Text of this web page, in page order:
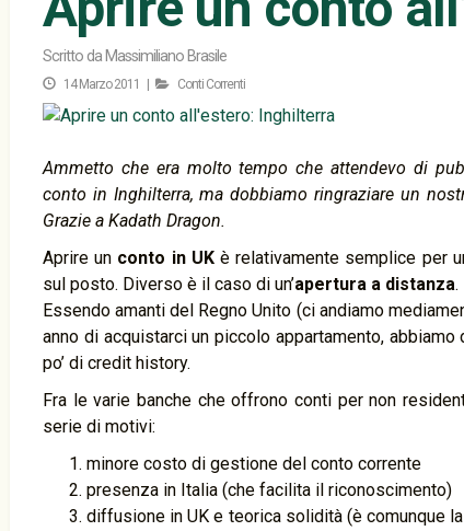
Scritto da Massimiliano Brasile
14 Marzo 2011 | Conti Correnti
Ammetto che era molto tempo che attendevo di
conto in Inghilterra, ma dobbiamo ringraziare un
Grazie a Kadath Dragon.
Aprire un conto in UKè relativamente semplice per
sul posto. Diverso è il caso di un’apertura a distanza.
Essendo amanti del Regno Unito (ci andiamo
anno di acquistarci un piccolo appartamento,
po’ di credit history.
Fra le varie banche che offrono conti per non
serie di motivi:
minore costo di gestione del conto corrente
presenza in Italia (che facilita il riconoscimento)
diffusione in UK e teorica solidità (è comunque